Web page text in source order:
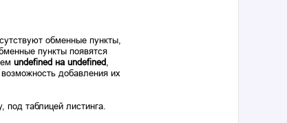
обменные пункты,
пункты появятся
undefined на undefined,
добавления их
под таблицей листинга.